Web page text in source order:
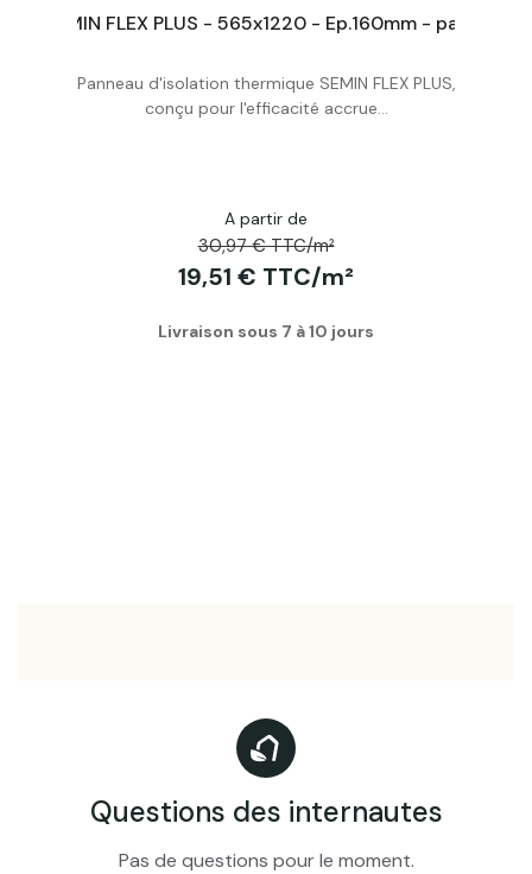
Acheter
Panneau d'isolation thermique SEMIN FLEX PLUS,
conçu pour l'efficacité accrue...
A partir de
30,97 € TTC/m²
19,51 € TTC/m²
Livraison sous 7 à 10 jours
Questions des internautes
Pas de questions pour le moment.